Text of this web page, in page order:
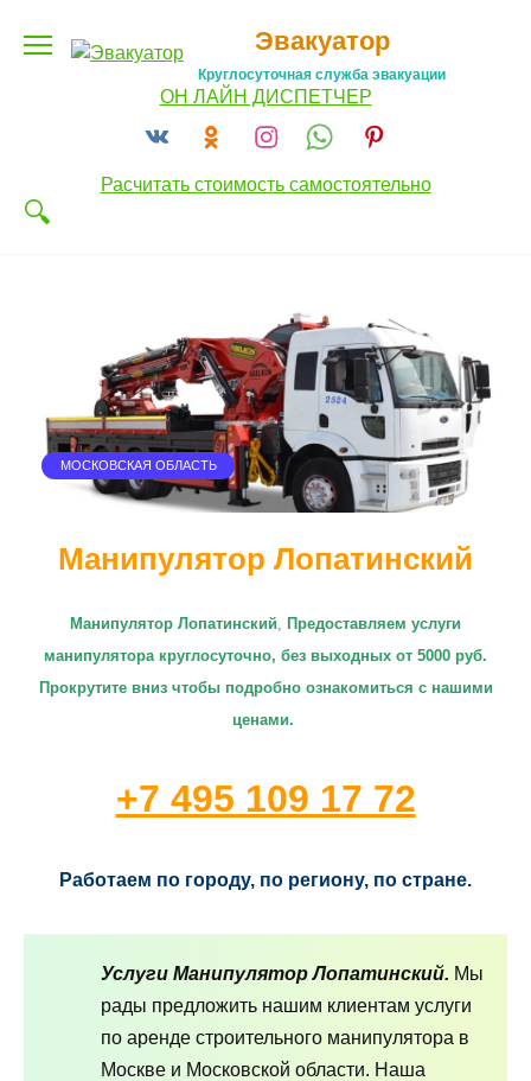
Эвакуатор
Круглосуточная служба эвакуации
ОН ЛАЙН ДИСПЕТЧЕР
Расчитать стоимость самостоятельно
МОСКОВСКАЯ ОБЛАСТЬ
Манипулятор Лопатинский
Манипулятор Лопатинский, Предоставляем услуги
манипулятора круглосуточно, без выходных от 5000 руб.
Прокрутите вниз чтобы подробно ознакомиться с нашими
ценами.
+7 495 109 17 72
Работаем по городу, по региону, по стране.
Услуги Манипулятор Лопатинский. Мы
рады предложить нашим клиентам услуги
по аренде строительного манипулятора в
Москве и Московской области. Наша